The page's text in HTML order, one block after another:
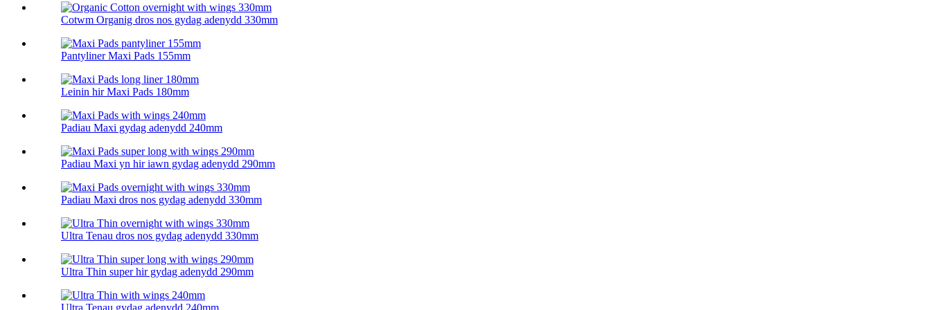
Cotwm Organig dros nos gydag adenydd 330mm
Pantyliner Maxi Pads 155mm
Leinin hir Maxi Pads 180mm
Padiau Maxi gydag adenydd 240mm
Padiau Maxi yn hir iawn gydag adenydd 290mm
Padiau Maxi dros nos gydag adenydd 330mm
Ultra Tenau dros nos gydag adenydd 330mm
Ultra Thin super hir gydag adenydd 290mm